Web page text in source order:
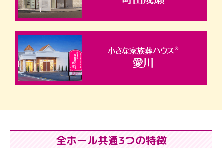
全ホール共通3つの特徴